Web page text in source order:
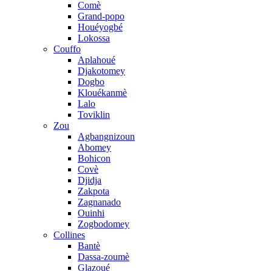
Comè
Grand-popo
Houéyogbé
Lokossa
Couffo
Aplahoué
Djakotomey
Dogbo
Klouékanmè
Lalo
Toviklin
Zou
Agbangnizoun
Abomey
Bohicon
Covè
Djidja
Zakpota
Zagnanado
Ouinhi
Zogbodomey
Collines
Bantè
Dassa-zoumè
Glazoué